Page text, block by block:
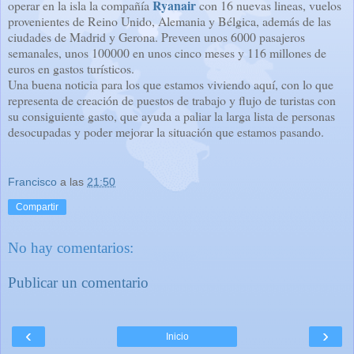
operar en la isla la compañía Ryanaircon 16 nuevas lineas, vuelos
provenientes de Reino Unido, Alemania y Bélgica, además de las
ciudades de Madrid y Gerona. Preveen unos 6000 pasajeros
semanales, unos 100000 en unos cinco meses y 116 millones de
euros en gastos turísticos.
Una buena noticia para los que estamos viviendo aquí, con lo que
representa de creación de puestos de trabajo y flujo de turistas con
su consiguiente gasto, que ayuda a paliar la larga lista de personas
desocupadas y poder mejorar la situación que estamos pasando.
Francisco a las 21:50
Compartir
No hay comentarios:
Publicar un comentario
‹ ›
Inicio